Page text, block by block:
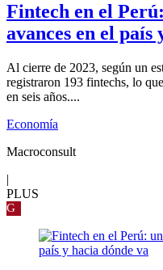
Fintech en el
avances en el país
Al cierre de 2023, según un
registraron 193 fintechs, lo
en seis años....
Economía
Macroconsult
|
PLUS
G